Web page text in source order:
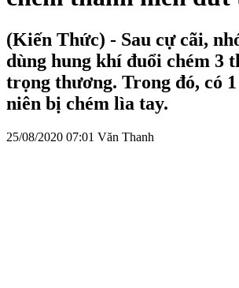
(Kiến Thức) - Sau cự cãi,
dùng hung khí đuổi chém 3
trọng thương. Trong đó, có
niên bị chém lìa tay.
25/08/2020 07:01 Văn Thanh